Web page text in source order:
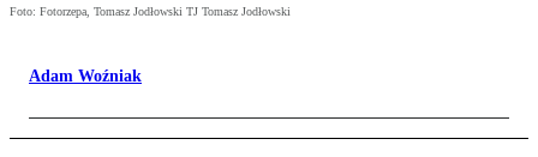
Foto: Fotorzepa, Tomasz Jodłowski TJ Tomasz Jodłowski
Adam Woźniak